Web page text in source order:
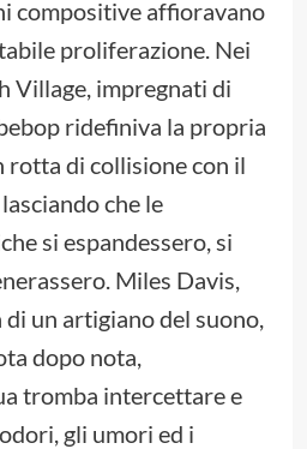
compositive affioravano
proliferazione. Nei
Village, impregnati di
ridefiniva la propria
rotta di collisione con il
che le
si espandessero, si
Miles Davis,
un artigiano del suono,
dopo nota,
tromba intercettare e
gli umori ed i